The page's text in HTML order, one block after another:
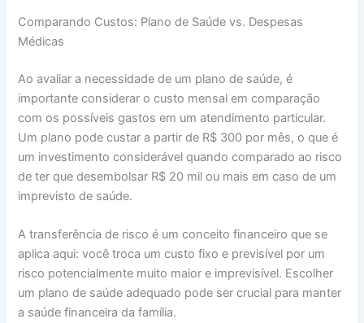
Comparando Custos: Plano de Saúde vs. Despesas
Médicas
Ao avaliar a necessidade de um plano de saúde, é
importante considerar o custo mensal em comparação
com os possíveis gastos em um atendimento particular.
Um plano pode custar a partir de R$ 300 por mês, o que é
um investimento considerável quando comparado ao risco
de ter que desembolsar R$ 20 mil ou mais em caso de um
imprevisto de saúde.
A transferência de risco é um conceito financeiro que se
aplica aqui: você troca um custo fixo e previsível por um
risco potencialmente muito maior e imprevisível. Escolher
um plano de saúde adequado pode ser crucial para manter
a saúde financeira da família.